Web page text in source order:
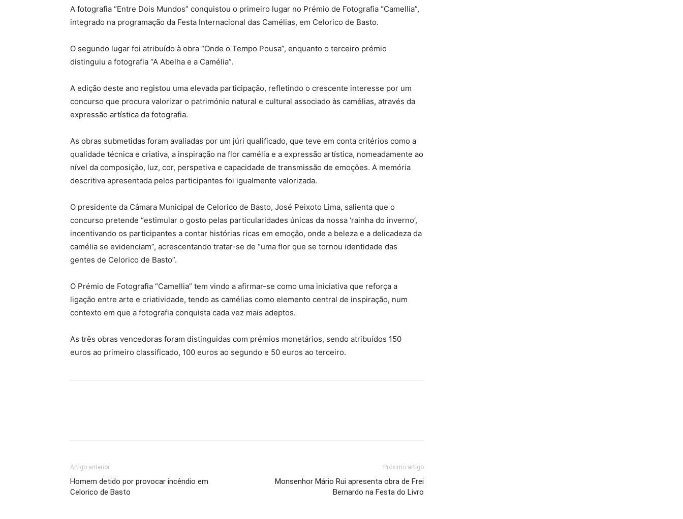
A fotografia “Entre Dois Mundos” conquistou o primeiro lugar no Prémio de Fotografia “Camellia”,
integrado na programação da Festa Internacional das Camélias, em Celorico de Basto.
O segundo lugar foi atribuído à obra “Onde o Tempo Pousa”, enquanto o terceiro prémio
distinguiu a fotografia “A Abelha e a Camélia”.
A edição deste ano registou uma elevada participação, refletindo o crescente interesse por um
concurso que procura valorizar o património natural e cultural associado às camélias, através da
expressão artística da fotografia.
As obras submetidas foram avaliadas por um júri qualificado, que teve em conta critérios como a
qualidade técnica e criativa, a inspiração na flor camélia e a expressão artística, nomeadamente ao
nível da composição, luz, cor, perspetiva e capacidade de transmissão de emoções. A memória
descritiva apresentada pelos participantes foi igualmente valorizada.
O presidente da Câmara Municipal de Celorico de Basto, José Peixoto Lima, salienta que o
concurso pretende “estimular o gosto pelas particularidades únicas da nossa ‘rainha do inverno’,
incentivando os participantes a contar histórias ricas em emoção, onde a beleza e a delicadeza da
camélia se evidenciam”, acrescentando tratar-se de “uma flor que se tornou identidade das
gentes de Celorico de Basto”.
O Prémio de Fotografia “Camellia” tem vindo a afirmar-se como uma iniciativa que reforça a
ligação entre arte e criatividade, tendo as camélias como elemento central de inspiração, num
contexto em que a fotografia conquista cada vez mais adeptos.
As três obras vencedoras foram distinguidas com prémios monetários, sendo atribuídos 150
euros ao primeiro classificado, 100 euros ao segundo e 50 euros ao terceiro.
Artigo anterior
Homem detido por provocar incêndio em
Celorico de Basto
Próximo artigo
Monsenhor Mário Rui apresenta obra de Frei
Bernardo na Festa do Livro